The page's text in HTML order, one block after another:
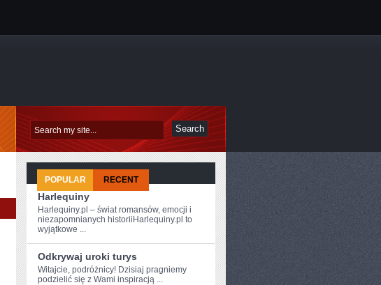
POWIĘKSZYĆ
ZYSKI
WŁASNEJ
POPULAR RECENT
Harlequiny
Harlequiny.pl – świat romansów, emocji i
niezapomnianych historiiHarlequiny.pl to
wyjątkowe ...
Odkrywaj uroki turys
Witajcie, ⁣podróżnicy! Dzisiaj pragniemy
podzielić się z Wami inspiracją⁢ ...